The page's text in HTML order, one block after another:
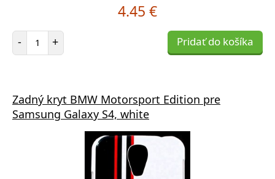
4.45 €
- Počet položiek
+ Pridať do košíka
Zadný kryt BMW Motorsport Edition pre
Samsung Galaxy S4, white